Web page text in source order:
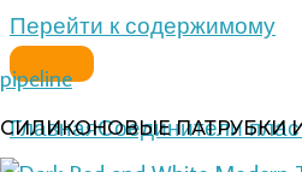
Перейти к содержимому
pipeline
СИЛИКОНОВЫЕ ПАТРУБКИ
ГлавнаяСоединители